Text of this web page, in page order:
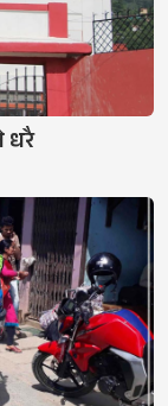
धरै